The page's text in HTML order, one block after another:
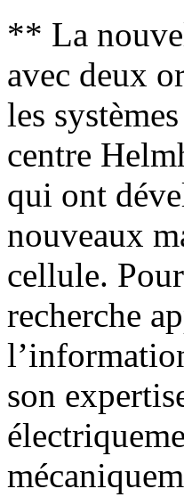
** La
avec deux
les
centre
qui ont
nouveaux
cellule.
recherche
son